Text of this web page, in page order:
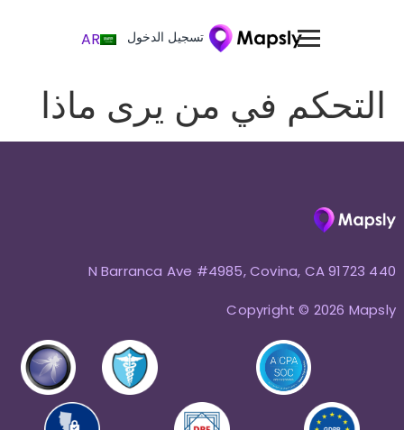
تسجيل الدخول AR
التحكم في من يرى ماذا
440 N Barranca Ave #4985, Covina, CA 91723
Copyright © 2026 Mapsly